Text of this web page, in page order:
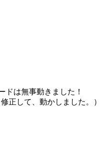
は無事動きました！
正して、動かしました。）